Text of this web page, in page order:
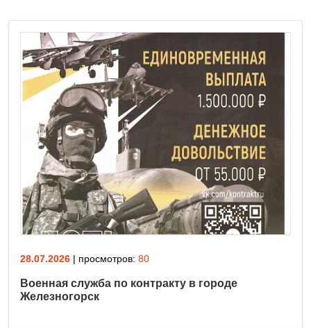
28.07.2026 | просмотров: 80
Военная служба по контракту в городе
Железногорск